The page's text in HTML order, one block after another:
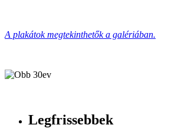
A plakátok megtekinthetők a galériában.
Legfrissebbek